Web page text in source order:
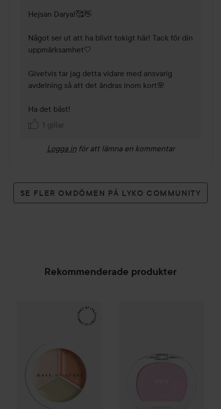
Hejsan Darya!🥰👋
Något ser ut att ha blivit tokigt här! Tack för din
uppmärksamhet🤍
Givetvis tar jag detta vidare med ansvarig
avdelning så att det ändras inom kort🌸
Ha det bäst!
1 gillar
Logga in för att lämna en kommentar
SE FLER OMDÖMEN PÅ LYKO COMMUNITY
Rekommenderade produkter
Make Up Store